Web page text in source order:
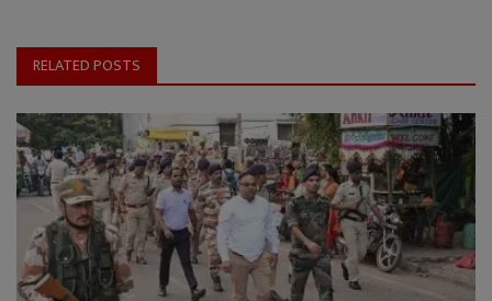
RELATED POSTS